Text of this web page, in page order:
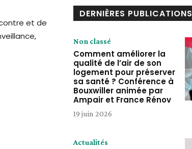
et de
DERNIÈRES PUBLICATIONS
Non classé
Comment améliorer la
qualité de l’air de son
logement pour préserver
sa santé ? Conférence à
Bouxwiller animée par
Ampair et France Rénov
19 juin 2026
Actualités